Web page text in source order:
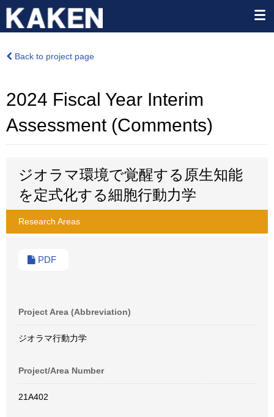
Back to project page
2024 Fiscal Year Interim
Assessment (Comments)
ジオラマ環境で覚醒する原生知能
を定式化する細胞行動力学
Research Areas
PDF
Project Area (Abbreviation)
ジオラマ行動力学
Project/Area Number
21A402